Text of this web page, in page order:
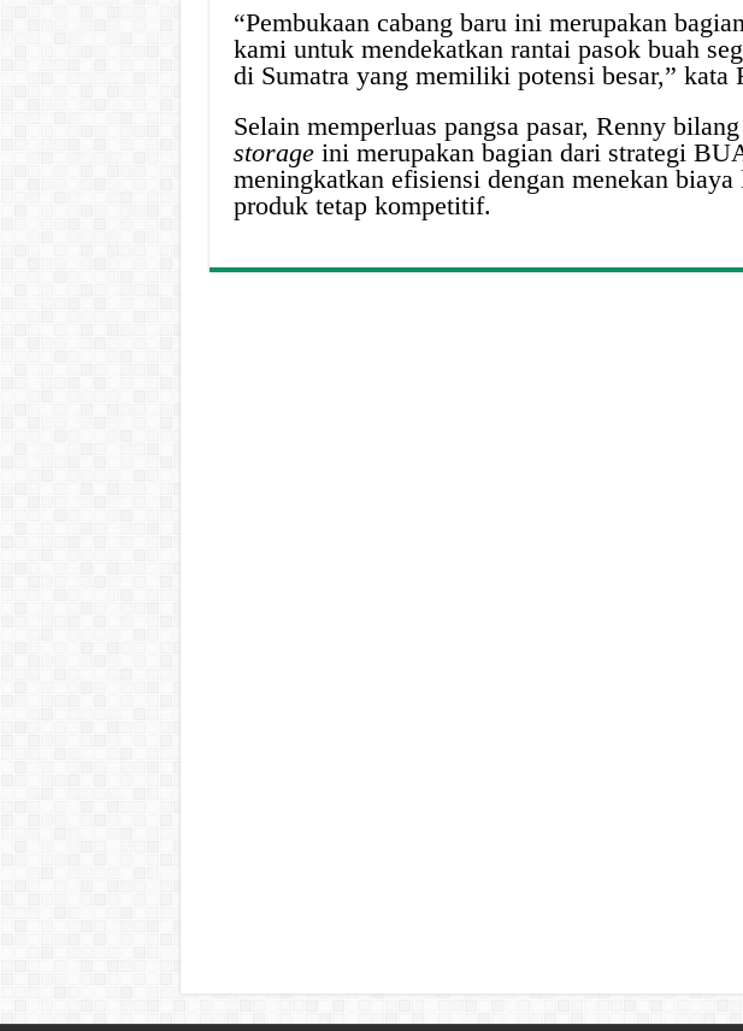
“Pembukaan cabang baru ini merupakan
kami untuk mendekatkan rantai pasok buah
di Sumatra yang memiliki potensi besar,” kata
Selain memperluas pangsa pasar, Renny
storage ini merupakan bagian dari strategi
meningkatkan efisiensi dengan menekan
produk tetap kompetitif.